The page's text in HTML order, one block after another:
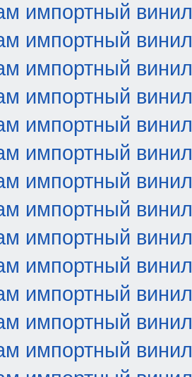
импортный винил
импортный винил
импортный винил
импортный винил
импортный винил
импортный винил
импортный винил
импортный винил
импортный винил
импортный винил
импортный винил
импортный винил
импортный винил